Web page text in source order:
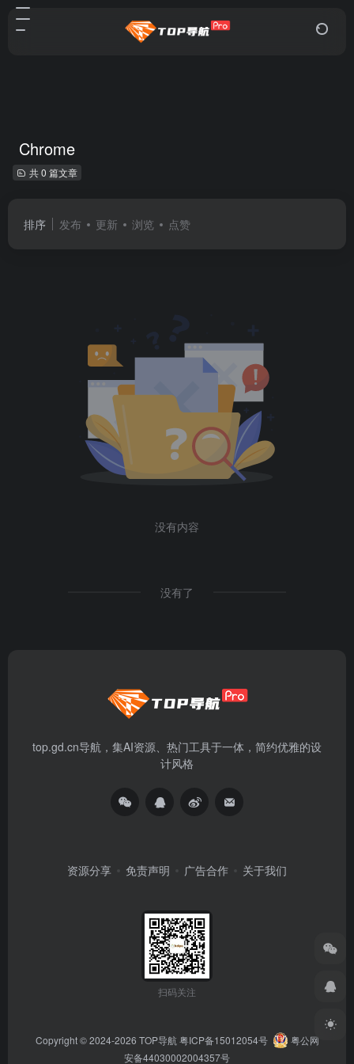
Chrome
共 0 篇文章
排序 发布 更新 浏览 点赞
没有内容
没有了
top.gd.cn导航，集AI资源、热门工具于一体，简约优雅的设
计风格
资源分享 免责声明 广告合作 关于我们
扫码关注
Copyright © 2024-2026 TOP导航 粤ICP备15012054号
粤公网
安备44030002004357号